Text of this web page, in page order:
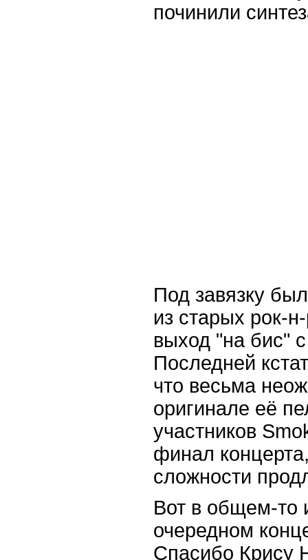
починили
Под завязку
из старых рок-
выход "на бис"
Последней
что весьма
оригинале её
участников
финал
сложности
Вот в общем-то
очередном
Спасибо Крису